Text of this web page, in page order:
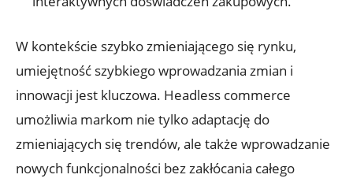
W kontekście szybko zmieniającego się rynku,
umiejętność‍ szybkiego⁣ wprowadzania zmian i
innowacji jest kluczowa. ‍Headless commerce​
umożliwia markom nie ⁤tylko ‍adaptację do
zmieniających się trendów, ale także wprowadzanie
nowych funkcjonalności bez zakłócania ​całego